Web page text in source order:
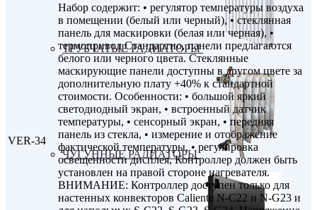
ТРУБЧАТЫЕ РАДИАТОРЫ
ЧУГУННЫЕ РАДИАТОРЫ
VER-34
Набор содержит: • регулятор температуры воздуха
в помещении (белый или черный), • стеклянная
панель для маскировки (белая или черная), •
термопривод Стандартно, панели предлагаются
белого или черного цвета. Стеклянные
маскирующие панели доступны в другом цвете за
дополнительную плату +40% к стандартной
стоимости. Особенности: • большой яркий
светодиодный экран, • встроенный датчик
температуры, • сенсорный экран, • передняя
панель из стекла, • измерение и отображение
фактической температуры, • регулировка
освещенности дисплея, Контроллер должен быть
установлен на правой стороне нагревателя.
ВНИМАНИЕ: Контроллер доступен только для
настенных конвекторов Caliente N-C22 и N-G23 и